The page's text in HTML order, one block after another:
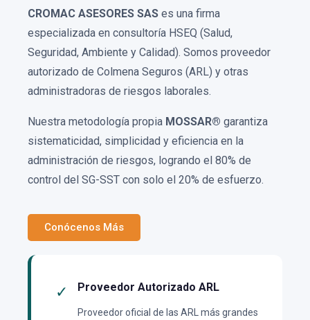
CROMAC ASESORES SAS es una firma
especializada en consultoría HSEQ (Salud,
Seguridad, Ambiente y Calidad). Somos proveedor
autorizado de Colmena Seguros (ARL) y otras
administradoras de riesgos laborales.
Nuestra metodología propia MOSSAR® garantiza
sistematicidad, simplicidad y eficiencia en la
administración de riesgos, logrando el 80% de
control del SG-SST con solo el 20% de esfuerzo.
Conócenos Más
✓ Proveedor Autorizado ARL
Proveedor oficial de las ARL más grandes